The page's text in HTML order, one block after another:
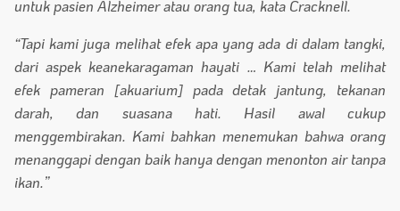
untuk pasien Alzheimer atau orang tua, kata Cracknell.
“Tapi kami juga melihat efek apa yang ada di dalam tangki,
dari aspek keanekaragaman hayati … Kami telah melihat
efek pameran [akuarium] pada detak jantung, tekanan
darah, dan suasana hati. Hasil awal cukup
menggembirakan. Kami bahkan menemukan bahwa orang
menanggapi dengan baik hanya dengan menonton air tanpa
ikan.”